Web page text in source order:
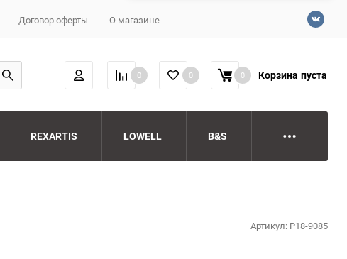
Договор оферты О магазине
0 0 0 Корзина пуста
REXARTIS LOWELL B&S
Артикул: P18-9085